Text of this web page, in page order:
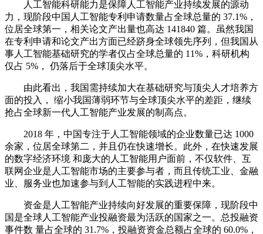
人工智能科研能力是保障人工智能产业持续发展的源动
力，现阶段中国人工智能专利申请数量占全球总量的 37.1%，
位居全球第一，相关论文产出量也高达 141840 篇。虽然我国
在专利申请和论文产出方面已经跻身全球领先序列，但我国从
事人工智能基础研究的学者仅占全球总量的 11%，科研机构
仅占 5%， 仍落后于全球顶尖水平。
由此看出，我国需持续加大在基础研究与顶尖人才培养方
面的投入， 缩小我国薄弱环节与全球顶尖水平的差距，继续
抢占全球新一代人工智能产业发展的制高点。
2018 年，中国专注于人工智能领域的企业数量已达 1000
余家，位居全球第二，并且仍在快速增长。此外，在快速发展
的数字经济环境 和庞大的人工智能用户面前，不仅软件、互
联网企业是人工智能市场的主要参与者，而且传统工业、金融
业、服务业也加速参与到人工智能的实践进程中来。
资金是人工智能产业持续向好发展的重要保障，现阶段中
国是全球人工智能产业投融资最为活跃的国家之一。总投融资
事件数 量占全球的 31.7%，投融资资金总额占全球的 60.0%，